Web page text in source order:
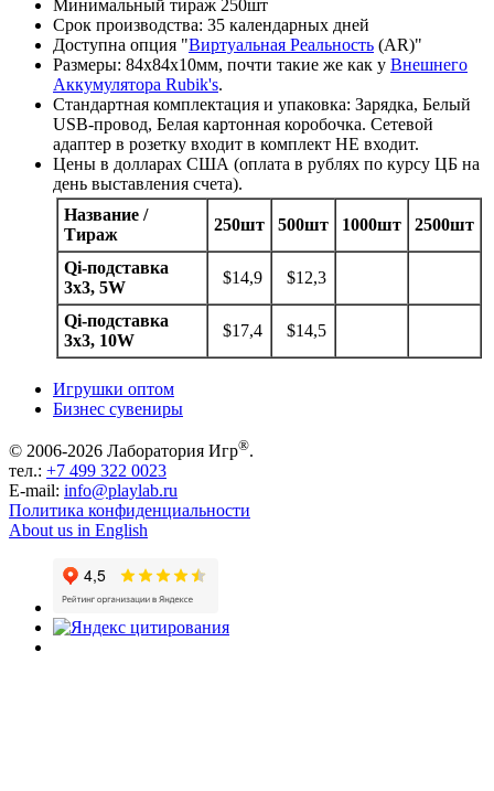
Минимальный тираж 250шт
Срок производства: 35 календарных дней
Доступна опция "Виртуальная Реальность (AR)"
Размеры: 84x84x10мм, почти такие же как у Внешнего
Аккумулятора Rubik's.
Стандартная комплектация и упаковка: Зарядка, Белый
USB-провод, Белая картонная коробочка. Сетевой
адаптер в розетку входит в комплект НЕ входит.
Цены в долларах США (оплата в рублях по курсу ЦБ на
день выставления счета).
Название /
Тираж
250шт 500шт 1000шт 2500шт
Qi-подставка
3х3, 5W
$14,9 $12,3
Qi-подставка
3х3, 10W
$17,4 $14,5
Игрушки оптом
Бизнес сувениры
© 2006-2026 Лаборатория Игр®.
тел.: +7 499 322 0023
E-mail: info@playlab.ru
Политика конфиденциальности
About us in English